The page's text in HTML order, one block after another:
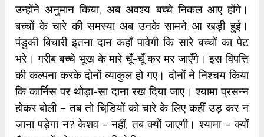
उन्‍होंने अनुमान किया, अब अवश्‍य बच्‍चे निकल आए होंगे।
बच्‍चों के चारे की समस्‍या अब उनके सामने आ खड़ी हुई।
पंडुकी बिचारी इतना दान कहाँ पावेगी कि सारे बच्‍चों का पेट
भरे। गरीब बच्‍चे भूख के मारे चूँ-चूँ कर मर जाएँगे। इस विपत्ति
की कल्‍पना करके दोनों व्‍याकुल हो गए। दोनों ने निश्‍चय किया
कि कार्निस पर थोड़ा-सा दाना रख दिया जाए। श्‍यामा प्रसन्‍न
होकर बोली – तब तो चिडि़यों को चारे के लिए कहीं उड़ कर न
जाना पड़ेगा न? केशव – नहीं, तब क्‍यों जाएगी। श्‍यामा – क्‍यों